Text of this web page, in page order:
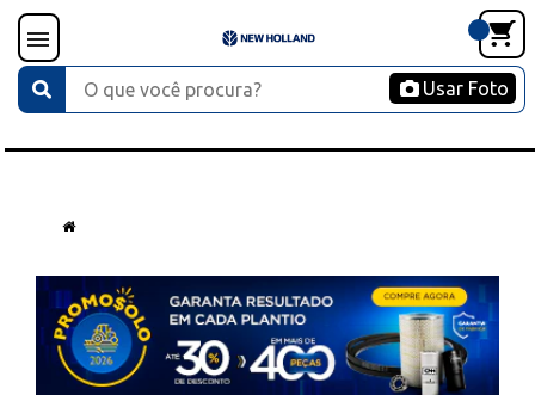
Usar Foto